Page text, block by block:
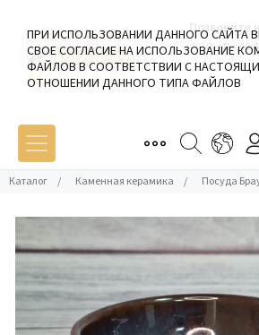
Позвоните
Пн-Пт:
Каталог / Каменная керамика / Посуда
ПРИ ИСПОЛЬЗОВАНИИ ДАННОГО САЙТА
СВОЕ СОГЛАСИЕ НА ИСПОЛЬЗОВАНИЕ
ФАЙЛОВ В СООТВЕТСТВИИ С
ОТНОШЕНИИ ДАННОГО ТИПА ФАЙЛОВ